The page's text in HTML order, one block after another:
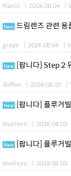
Marco | 2026.08.04 |
New 드림렌즈 관련 용
grape | 2026.08.04 |
New [팝니다] Step 2
dolflee | 2026.08.03 |
New [팝니다] 플루거
bluehorn | 2026.08.03
New [팝니다] 플루거
bluehorn | 2026.08.03